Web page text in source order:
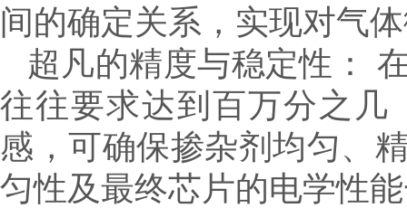
间的确定关系，实现对气
超凡的精度与稳定性：
往往要求达到百万分之几
感，可确保掺杂剂均匀、
匀性及最终芯片的电学性